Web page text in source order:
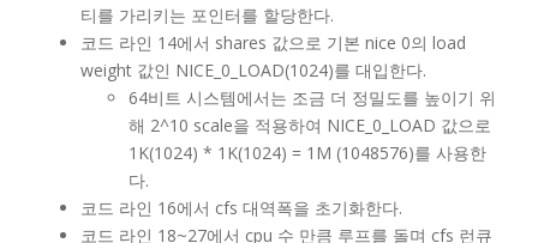
티를 가리키는 포인터를 할당한다.
코드 라인 14에서 shares 값으로 기본 nice 0의 load
weight 값인 NICE_0_LOAD(1024)를 대입한다.
64비트 시스템에서는 조금 더 정밀도를 높이기 위
해 2^10 scale을 적용하여 NICE_0_LOAD 값으로
1K(1024) * 1K(1024) = 1M (1048576)를 사용한
다.
코드 라인 16에서 cfs 대역폭을 초기화한다.
코드 라인 18~27에서 cpu 수 만큼 루프를 돌며 cfs 런큐